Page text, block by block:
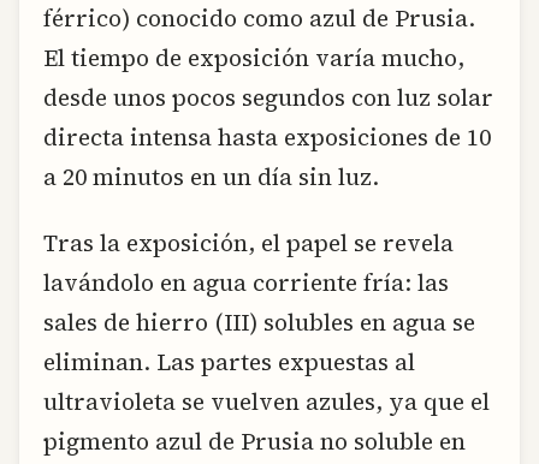
férrico) conocido como azul de Prusia.
El tiempo de exposición varía mucho,
desde unos pocos segundos con luz solar
directa intensa hasta exposiciones de 10
a 20 minutos en un día sin luz.
Tras la exposición, el papel se revela
lavándolo en agua corriente fría: las
sales de hierro (III) solubles en agua se
eliminan. Las partes expuestas al
ultravioleta se vuelven azules, ya que el
pigmento azul de Prusia no soluble en